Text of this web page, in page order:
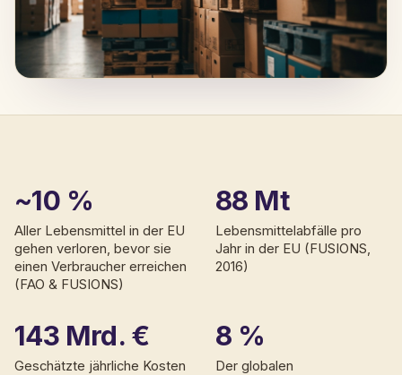
~10 %
Aller Lebensmittel in der EU
gehen verloren, bevor sie
einen Verbraucher erreichen
(FAO & FUSIONS)
88 Mt
Lebensmittelabfälle pro
Jahr in der EU (FUSIONS,
2016)
143 Mrd. €
Geschätzte jährliche Kosten
8 %
Der globalen